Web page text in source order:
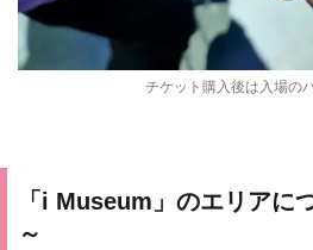
チケット購入後は入場の
「i Museum」のエリアに
～